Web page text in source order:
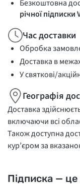
Безкоштовна
річної підписки
Час доставки
Обробка
Доставка в
У святкові/
Географія
Доставка
включаючи всі
Також доступна
кур’єром за
Підписка — це